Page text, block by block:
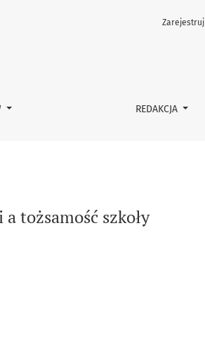
REDAKCJA
Zarejestruj
tożsamość szkoły